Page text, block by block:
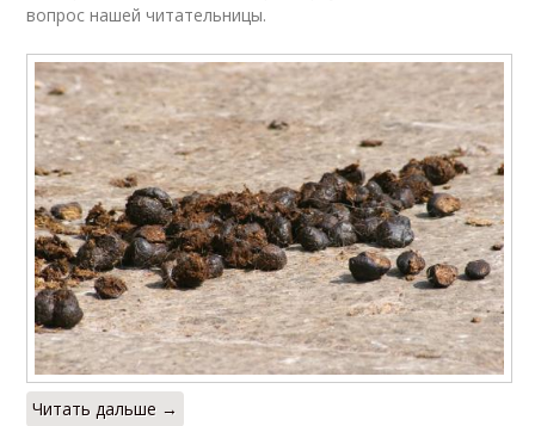
вопрос нашей читательницы.
Читать дальше →